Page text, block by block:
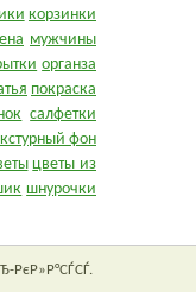
корзинки
мужчины
органза
покраска
салфетки
фон
цветы из
шнурочки
РєР»Р°СЃСЃ.